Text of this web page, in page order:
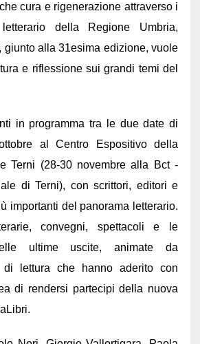
cura e rigenerazione attraverso i
della Regione Umbria,
giunto alla 31esima edizione, vuole
e riflessione sui grandi temi del
in programma tra le due date di
al Centro Espositivo della
Terni (28-30 novembre alla Bct -
di Terni), con scrittori, editori e
importanti del panorama letterario.
convegni, spettacoli e le
ultime uscite, animate da
di lettura che hanno aderito con
di rendersi partecipi della nuova